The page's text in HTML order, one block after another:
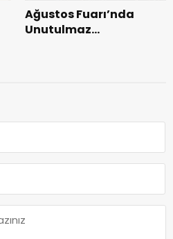
Ağustos Fuarı’nda
Unutulmaz